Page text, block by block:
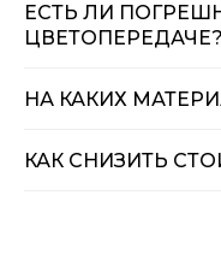
ЕСТЬ ЛИ
ЦВЕТОПЕРЕДАЧЕ?
НА КАКИХ
КАК СНИЗИТЬ